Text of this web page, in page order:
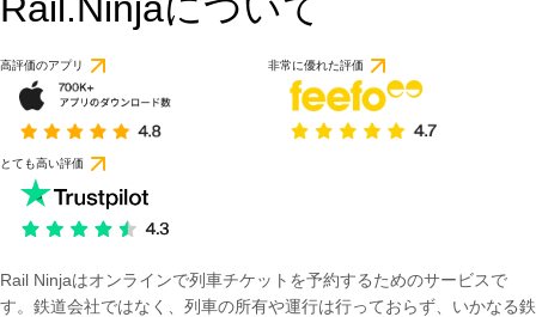
高評価のアプリ 非常に優れた評価
とても高い評価
Rail Ninjaはオンラインで列車チケットを予約するためのサービスで
す。鉄道会社ではなく、列車の所有や運行は行っておらず、いかなる鉄